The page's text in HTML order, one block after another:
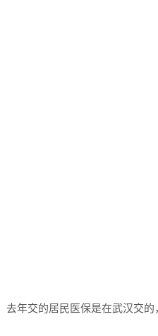
去年交的居民医保是在武汉交